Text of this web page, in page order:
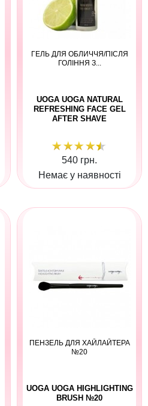
ГЕЛЬ ДЛЯ ОБЛИЧЧЯ/ПІСЛЯ
ГОЛІННЯ З...
UOGA UOGA NATURAL
REFRESHING FACE GEL
AFTER SHAVE
540 грн.
Немає у наявності
ПЕНЗЕЛЬ ДЛЯ ХАЙЛАЙТЕРА
№20
UOGA UOGA HIGHLIGHTING
BRUSH №20